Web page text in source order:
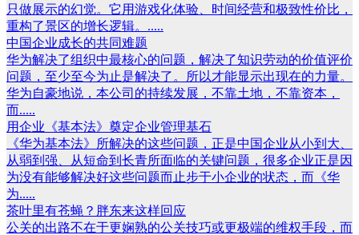
只做展示的幻觉。它用游戏化体验、时间经营和极致性价比，
重构了景区的增长逻辑。.....
中国企业成长的共同难题
华为解决了组织中最核心的问题，解决了知识劳动的价值评价
问题，至少至今为止是解决了。所以才能显示出现在的力量。
华为自豪地说，本公司的持续发展，不靠土地，不靠资本，
而.....
用企业《基本法》奠定企业管理基石
《华为基本法》所解决的这些问题，正是中国企业从小到大、
从弱到强、从短命到长青所面临的关键问题，很多企业正是因
为没有能够解决好这些问题而止步于小企业的状态，而《华
为.....
茶叶里有苍蝇？胖东来这样回应
公关的出路不在于更娴熟的公关技巧或更极端的维权手段，而